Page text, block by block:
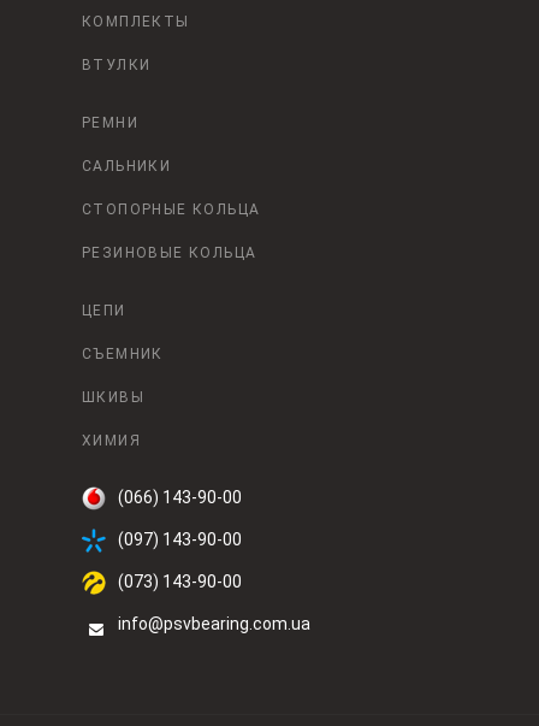
КОМПЛЕКТЫ
ВТУЛКИ
РЕМНИ
САЛЬНИКИ
СТОПОРНЫЕ КОЛЬЦА
РЕЗИНОВЫЕ КОЛЬЦА
ЦЕПИ
СЪЕМНИК
ШКИВЫ
ХИМИЯ
(066) 143-90-00
(097) 143-90-00
(073) 143-90-00
info@psvbearing.com.ua